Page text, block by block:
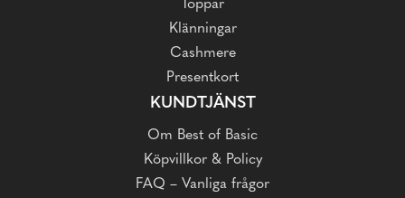
Toppar
Klänningar
Cashmere
Presentkort
KUNDTJÄNST
Om Best of Basic
Köpvillkor & Policy
FAQ – Vanliga frågor